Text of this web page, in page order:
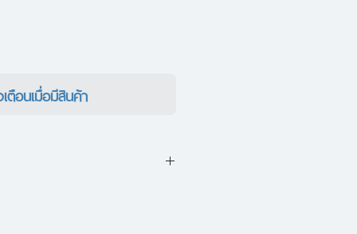
ตือนเมื่อมีสินค้า
: จักรวาลในถ้วยกาแฟ